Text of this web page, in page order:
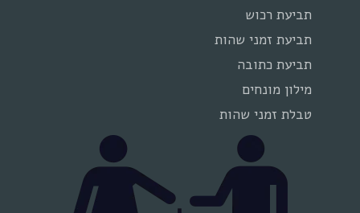
תביעת רכוש
תביעת זמני שהות
תביעת כתובה
מילון מונחים
טבלת זמני שהות